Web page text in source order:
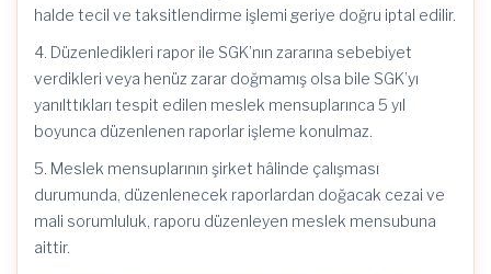
halde tecil ve taksitlendirme işlemi geriye doğru iptal edilir.
4. Düzenledikleri rapor ile SGK’nın zararına sebebiyet
verdikleri veya henüz zarar doğmamış olsa bile SGK’yı
yanılttıkları tespit edilen meslek mensuplarınca 5 yıl
boyunca düzenlenen raporlar işleme konulmaz.
5. Meslek mensuplarının şirket hâlinde çalışması
durumunda, düzenlenecek raporlardan doğacak cezai ve
mali sorumluluk, raporu düzenleyen meslek mensubuna
aittir.